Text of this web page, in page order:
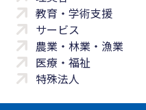
教育・学術支援
サービス
農業・林業・漁業
医療・福祉
特殊法人